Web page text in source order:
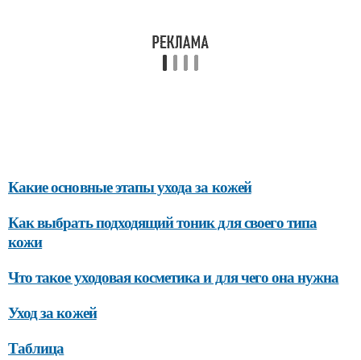
Какие основные этапы ухода за кожей
Как выбрать подходящий тоник для своего типа
кожи
Что такое уходовая косметика и для чего она нужна
Уход за кожей
Таблица